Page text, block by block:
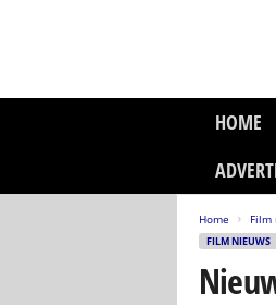
HOME
Home Film
FILM NIEUWS